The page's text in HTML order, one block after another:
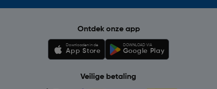
Ontdek onze app
Downloaden in de
App Store
DOWNLOAD VIA
Google Play
Veilige betaling